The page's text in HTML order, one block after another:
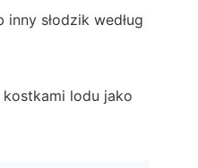
słodzik według
kostkami lodu jako